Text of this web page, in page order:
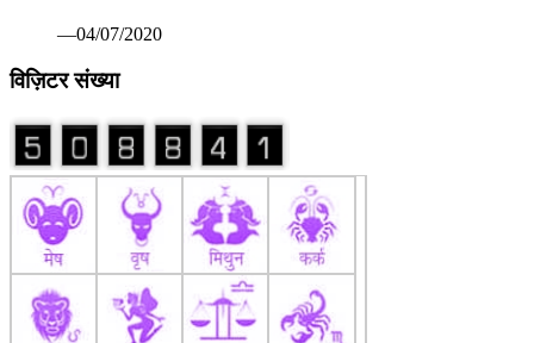
—04/07/2020
विज़िटर संख्या